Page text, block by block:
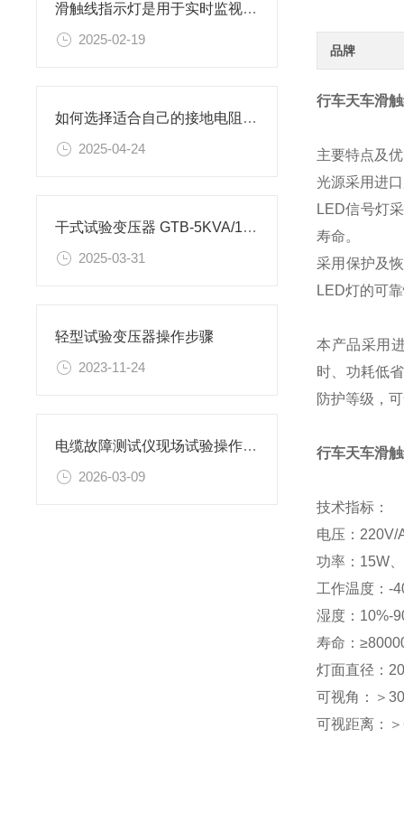
滑触线指示灯是用于实时监视滑触线电源信号
2025-02-19
如何选择适合自己的接地电阻测试仪？
2025-04-24
干式试验变压器 GTB-5KVA/100KV详解
2025-03-31
轻型试验变压器操作步骤
2023-11-24
电缆故障测试仪现场试验操作方法
2026-03-09
品牌
行车天车滑
主要特点及
光源采用进
LED信号灯
寿命。
采用保护及
LED灯的可
本产品采用
时、功耗低
防护等级，
行车天车滑
技术指标：
电压：220V/
功率：15W
工作温度：-
湿度：10%-
寿命：
灯面直径：
可视角：＞
可视距离：